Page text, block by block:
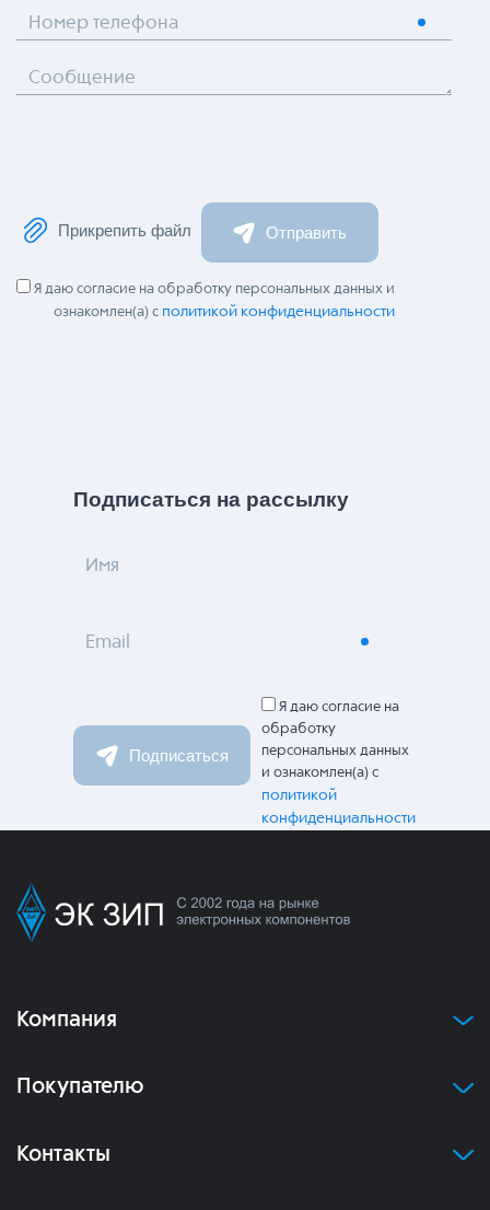
Номер телефона
Сообщение
Прикрепить файл Отправить
Я даю согласие на обработку персональных данных и
ознакомлен(а) с политикой конфиденциальности
Подписаться на рассылку
Имя
Email
Подписаться
Я даю согласие на
обработку
персональных данных
и ознакомлен(а) с
политикой
конфиденциальности
Компания
Покупателю
Контакты